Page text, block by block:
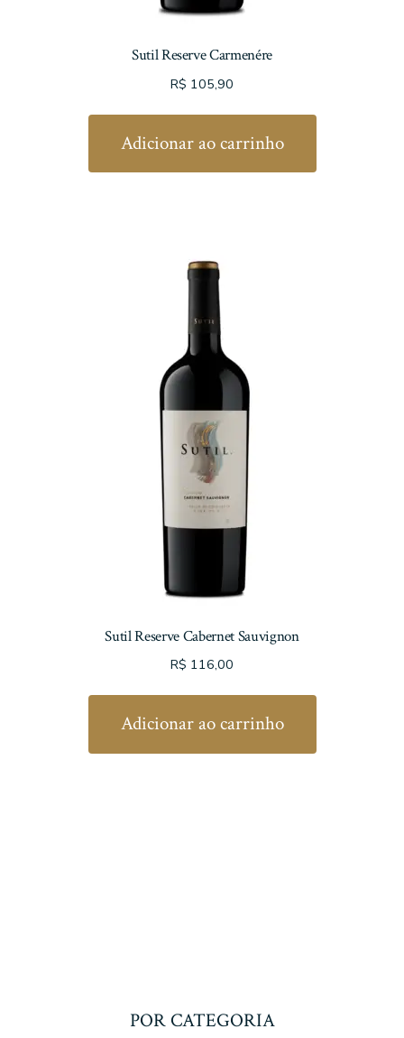
Sutil Reserve Carmenére
R$ 105,90
Adicionar ao carrinho
Sutil Reserve Cabernet Sauvignon
R$ 116,00
Adicionar ao carrinho
POR CATEGORIA